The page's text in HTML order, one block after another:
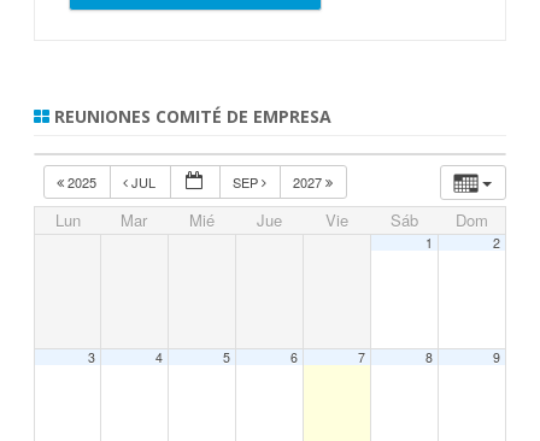
REUNIONES COMITÉ DE EMPRESA
2025 JUL SEP 2027
Lun Mar Mié Jue Vie Sáb Dom
1 2
3 4 5 6 7 8 9